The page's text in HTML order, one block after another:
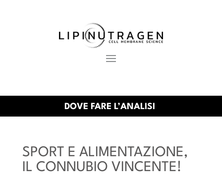
DOVE FARE L’ANALISI
SPORT E ALIMENTAZIONE,
IL CONNUBIO VINCENTE!